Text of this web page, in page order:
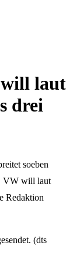
laut
drei
soeben
VW will laut
Redaktion
(dts